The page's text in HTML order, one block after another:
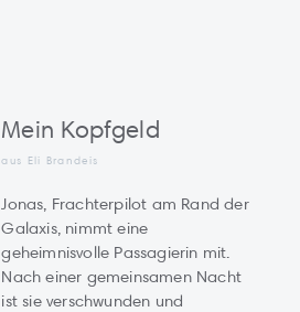
Mein Kopfgeld
aus Eli Brandeis
Jonas, Frachterpilot am Rand der
Galaxis, nimmt eine
geheimnisvolle Passagierin mit.
Nach einer gemeinsamen Nacht
ist sie verschwunden und